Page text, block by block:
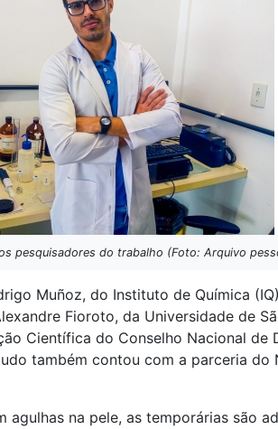
pesquisadores do trabalho (Foto: Arquivo
Muñoz, do Instituto de Química
Fioroto, da Universidade de
Científica do Conselho Nacional
também contou com a parceria do
na pele, as temporárias são